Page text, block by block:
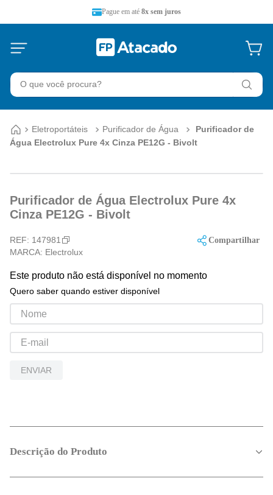
Pague em até 8x sem juros
O que você procura?
Eletroportáteis Purificador de Água
Purificador de
Água Electrolux Pure 4x Cinza PE12G - Bivolt
Purificador de Água Electrolux Pure 4x
Cinza PE12G - Bivolt
REF: 147981
MARCA: Electrolux
Compartilhar
Este produto não está disponível no momento
Quero saber quando estiver disponível
ENVIAR
Descrição do Produto